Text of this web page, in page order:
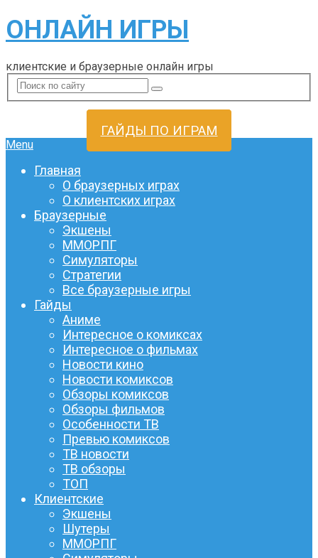
ОНЛАЙН ИГРЫ
клиентские и браузерные онлайн игры
ГАЙДЫ ПО ИГРАМ
Menu
Главная
О браузерных играх
О клиентских играх
Браузерные
Экшены
ММОРПГ
Симуляторы
Стратегии
Все браузерные игры
Гайды
Аниме
Интересное о комиксах
Интересное о фильмах
Новости кино
Новости комиксов
Обзоры комиксов
Обзоры фильмов
Особенности ТВ
Превью комиксов
ТВ новости
ТВ обзоры
ТОП
Клиентские
Экшены
Шутеры
ММОРПГ